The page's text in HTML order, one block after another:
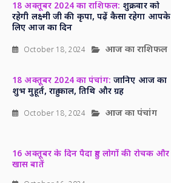
18 अक्तूबर 2024 का राशिफल: शुक्रवार को
रहेगी लक्ष्मी जी की कृपा, पढ़ें कैसा रहेगा आपके
लिए आज का दिन
October 18, 2024 आज का राशिफल
18 अक्तूबर 2024 का पंचांग: जानिए आज का
शुभ मुहूर्त, राहु काल, तिथि और ग्रह
October 18, 2024 आज का पंचांग
16 अक्तूबर के दिन पैदा हुए लोगों की रोचक और
खास बातें